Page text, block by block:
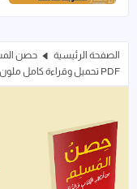
الصفحة الرئيسية حصن
PDF تحميل وقراءة كامل ملون